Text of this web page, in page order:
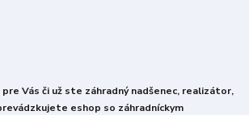
pre Vás či už ste záhradný nadšenec, realizátor,
eshop so záhradníckym